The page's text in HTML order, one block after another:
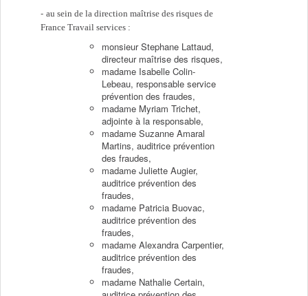
au sein de la direction maîtrise des risques de
France Travail services :
monsieur Stephane Lattaud,
directeur maîtrise des risques,
madame Isabelle Colin-
Lebeau, responsable service
prévention des fraudes,
madame Myriam Trichet,
adjointe à la responsable,
madame Suzanne Amaral
Martins, auditrice prévention
des fraudes,
madame Juliette Augier,
auditrice prévention des
fraudes,
madame Patricia Buovac,
auditrice prévention des
fraudes,
madame Alexandra Carpentier,
auditrice prévention des
fraudes,
madame Nathalie Certain,